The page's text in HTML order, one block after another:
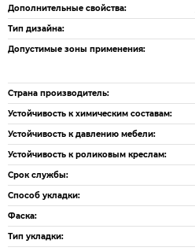
Дополнительные свойства:
Тип дизайна:
Допустимые зоны применения:
Страна производитель:
Устойчивость к химическим составам:
Устойчивость к давлению мебели:
Устойчивость к роликовым креслам:
Срок службы:
Способ укладки:
Фаска:
Тип укладки: